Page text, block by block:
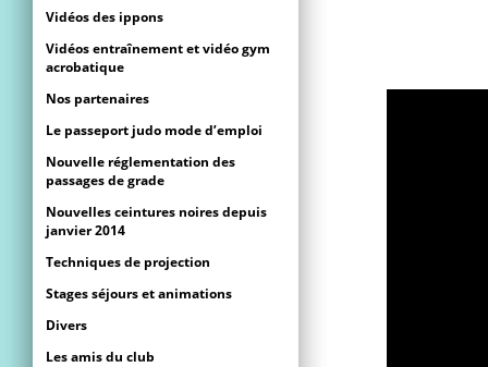
Vidéos des ippons
Vidéos entraînement et vidéo gym
acrobatique
Nos partenaires
Le passeport judo mode d’emploi
Nouvelle réglementation des
passages de grade
Nouvelles ceintures noires depuis
janvier 2014
Techniques de projection
Stages séjours et animations
Divers
Les amis du club